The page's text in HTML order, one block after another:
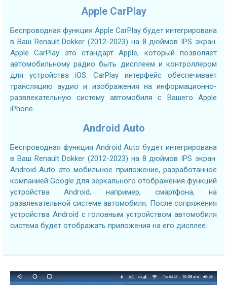
Apple CarPlay
Беспроводная функция Apple CarPlay будет интегрирована
в Ваш Renault Dokker (2012-2023) на 8 дюймов IPS экран.
Apple CarPlay это стандарт Apple, который позволяет
автомобильному радио быть дисплеем и контроллером
для устройства iOS. CarPlay интерфейс обеспечивает
трансляцию аудио и изображения на информационно-
развлекательную систему автомобиля с Вашего Apple
iPhone.
Android Auto
Беспроводная функция Android Auto будет интегрирована
в Ваш Renault Dokker (2012-2023) на 8 дюймов IPS экран.
Android Auto это мобильное приложение, разработанное
компанией Google для зеркального отображения функций
устройства Android, например, смартфона, на
развлекательной системе автомобиля. После сопряжения
устройства Android с головным устройством автомобиля
система будет отображать приложения на его дисплее.